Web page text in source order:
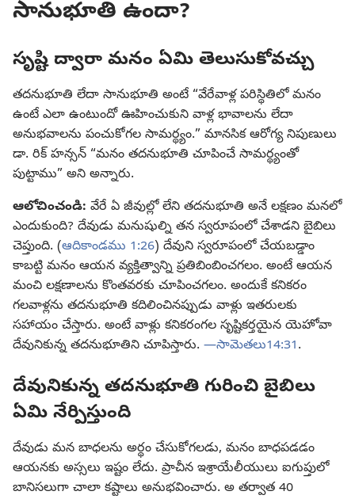
సానుభూతి ఉందా?
సృష్టి ద్వారా మనం ఏమి తెలుసుకోవచ్చు
తదనుభూతి లేదా సానుభూతి అంటే “వేరేవాళ్ల పరిస్థితిలో మనం
ఉంటే ఎలా ఉంటుందో ఊహించుకుని వాళ్ల భావాలను లేదా
అనుభవాలను పంచుకోగల సామర్థ్యం.” మానసిక ఆరోగ్య నిపుణులు
డా. రిక్‌ హన్సన్‌ “మనం తదనుభూతి చూపించే సామర్థ్యంతో
పుట్టాము” అని అన్నారు.
ఆలోచించండి: వేరే ఏ జీవుల్లో లేని తదనుభూతి అనే లక్షణం మనలో
ఎందుకుంది? దేవుడు మనుషుల్ని తన స్వరూపంలో చేశాడని బైబిలు
చెప్తుంది. (ఆదికాండము 1:26) దేవుని స్వరూపంలో చేయబడ్డాం
కాబట్టి మనం ఆయన వ్యక్తిత్వాన్ని ప్రతిబింబించగలం. అంటే ఆయన
మంచి లక్షణాలను కొంతవరకు చూపించగలం. అందుకే కనికరం
గలవాళ్లను తదనుభూతి కదిలించినప్పుడు వాళ్లు ఇతరులకు
సహాయం చేస్తారు. అంటే వాళ్లు కనికరంగల సృష్టికర్తయైన యెహోవా
దేవునికున్న తదనుభూతిని చూపిస్తారు. —సామెతలు14:31.
దేవునికున్న తదనుభూతి గురించి బైబిలు
ఏమి నేర్పిస్తుంది
దేవుడు మన బాధలను అర్థం చేసుకోగలడు, మనం బాధపడడం
ఆయనకు అస్సలు ఇష్టం లేదు. ప్రాచీన ఇశ్రాయేలీయులు ఐగుప్తులో
బానిసలుగా చాలా కష్టాలు అనుభవించారు. అ తర్వాత 40